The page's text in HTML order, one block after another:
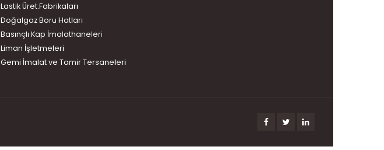
Lastik Üret.Fabrikaları
Doğalgaz Boru Hatları
Basınçlı Kap İmalathaneleri
Liman İşletmeleri
Gemi İmalat ve Tamir Tersaneleri